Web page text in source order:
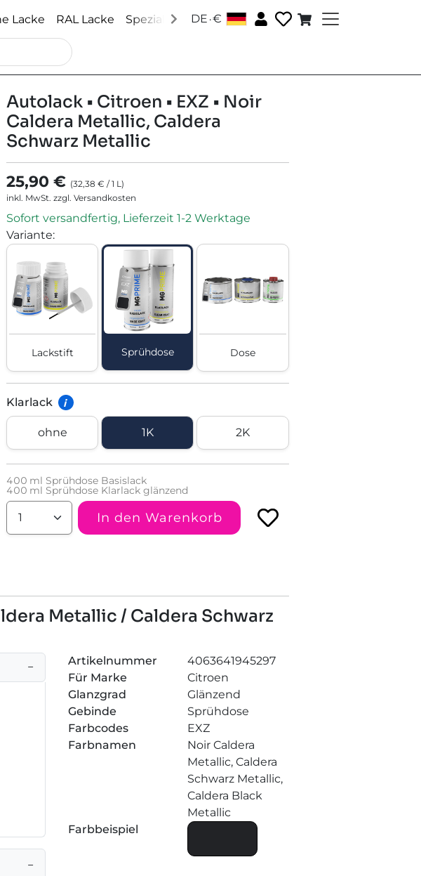
Lacke RAL Lacke Speziallacke Zubehör │ Über uns Social Media
DE .€
Autolack • Citroen • EXZ • Noir
Caldera Metallic, Caldera
Schwarz Metallic
25,90 € (32,38 € /1 L)
inkl. MwSt. zzgl. Versandkosten
Sofort versandfertig, Lieferzeit 1-2 Werktage
Variante:
Lackstift Sprühdose Dose
Klarlack i
ohne 1K 2K
400 ml Sprühdose Basislack
400 ml Sprühdose Klarlack glänzend
In den Warenkorb
Metallic / Caldera Schwarz
−
−
Artikelnummer
4063641945297
Für Marke
Citroen
Glanzgrad
Glänzend
Gebinde
Sprühdose
Farbcodes
EXZ
Farbnamen
Noir Caldera
Metallic, Caldera
Schwarz Metallic,
Caldera Black
Metallic
Farbbeispiel